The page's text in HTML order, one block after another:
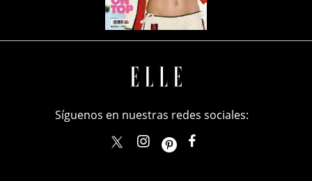
Síguenos en nuestras redes sociales:
elle_mexicoellemexico